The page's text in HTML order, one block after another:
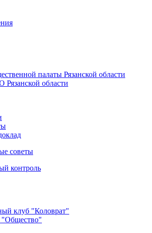
палаты Рязанской области
области
советы
контроль
клуб "Коловрат"